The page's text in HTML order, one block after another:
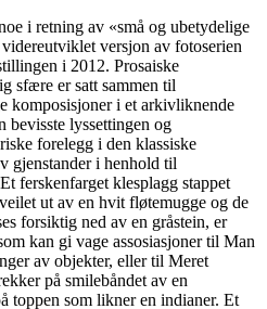
i retning av «små og ubetydelige
versjon av fotoserien
i 2012. Prosaiske
sfære er satt sammen til
komposisjoner i et arkivliknende
bevisste lyssettingen og
forelegg i den klassiske
gjenstander i henhold til
ferskenfarget klesplagg stappet
ut av en hvit fløtemugge og de
forsiktig ned av en gråstein, er
kan gi vage assosiasjoner til Man
av objekter, eller til Meret
på smilebåndet av en
toppen som likner en indianer. Et